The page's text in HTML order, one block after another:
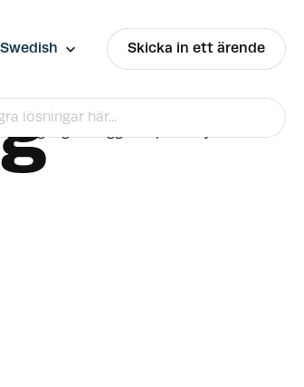
Swedish Skicka in ett ärende
gång de loggar in på en ny